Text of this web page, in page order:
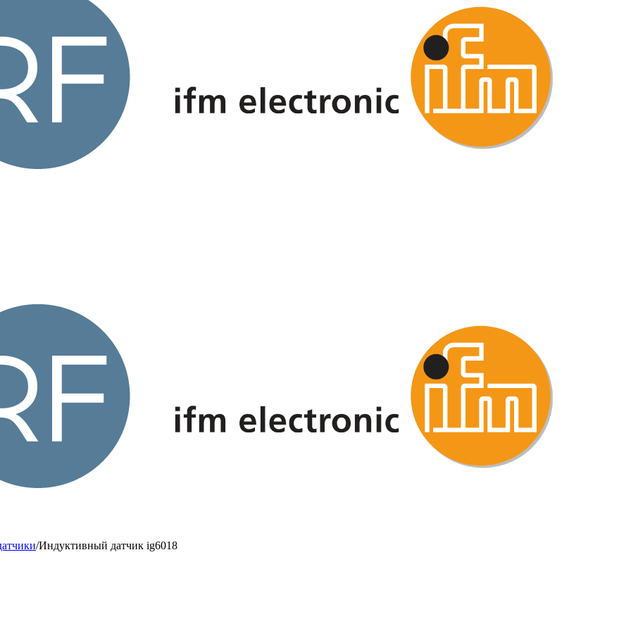
/Индуктивный датчик ig6018